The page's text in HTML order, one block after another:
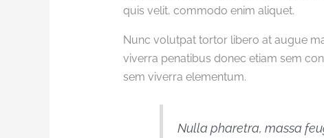
quis velit, commodo enim aliquet.
Nunc volutpat tortor libero at augue
viverra penatibus donec etiam sem
sem viverra elementum.
Nulla pharetra, massa